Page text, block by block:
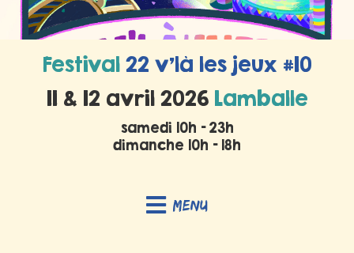
Festival 22 v’là les jeux #10
11 & 12 avril 2026 Lamballe
samedi 10h - 23h
dimanche 10h - 18h
Menu